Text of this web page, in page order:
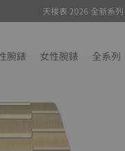
環法特展, 萬
天梭表 2026 全新系
腕錶 女性腕錶 全系列